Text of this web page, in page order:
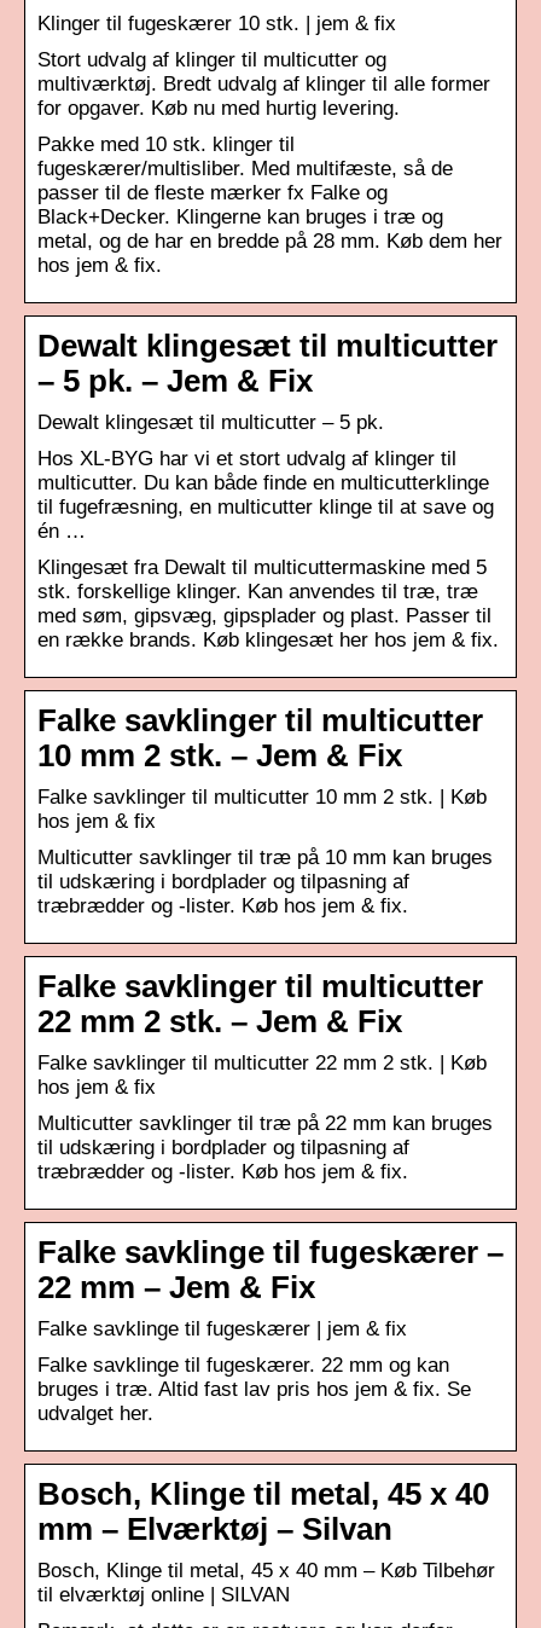
Klinger til fugeskærer 10 stk. | jem & fix
Stort udvalg af klinger til multicutter og
multiværktøj. Bredt udvalg af klinger til alle former
for opgaver. Køb nu med hurtig levering.
Pakke med 10 stk. klinger til
fugeskærer/multisliber. Med multifæste, så de
passer til de fleste mærker fx Falke og
Black+Decker. Klingerne kan bruges i træ og
metal, og de har en bredde på 28 mm. Køb dem her
hos jem & fix.
Dewalt klingesæt til multicutter
– 5 pk. – Jem & Fix
Dewalt klingesæt til multicutter – 5 pk.
Hos XL-BYG har vi et stort udvalg af klinger til
multicutter. Du kan både finde en multicutterklinge
til fugefræsning, en multicutter klinge til at save og
én …
Klingesæt fra Dewalt til multicuttermaskine med 5
stk. forskellige klinger. Kan anvendes til træ, træ
med søm, gipsvæg, gipsplader og plast. Passer til
en række brands. Køb klingesæt her hos jem & fix.
Falke savklinger til multicutter
10 mm 2 stk. – Jem & Fix
Falke savklinger til multicutter 10 mm 2 stk. | Køb
hos jem & fix
Multicutter savklinger til træ på 10 mm kan bruges
til udskæring i bordplader og tilpasning af
træbrædder og -lister. Køb hos jem & fix.
Falke savklinger til multicutter
22 mm 2 stk. – Jem & Fix
Falke savklinger til multicutter 22 mm 2 stk. | Køb
hos jem & fix
Multicutter savklinger til træ på 22 mm kan bruges
til udskæring i bordplader og tilpasning af
træbrædder og -lister. Køb hos jem & fix.
Falke savklinge til fugeskærer –
22 mm – Jem & Fix
Falke savklinge til fugeskærer | jem & fix
Falke savklinge til fugeskærer. 22 mm og kan
bruges i træ. Altid fast lav pris hos jem & fix. Se
udvalget her.
Bosch, Klinge til metal, 45 x 40
mm – Elværktøj – Silvan
Bosch, Klinge til metal, 45 x 40 mm – Køb Tilbehør
til elværktøj online | SILVAN